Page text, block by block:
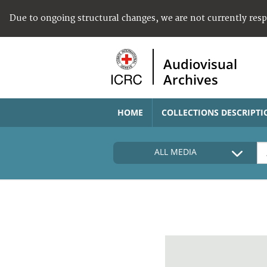
Due to ongoing structural changes, we are not currently
Audiovisual
Archives
HOME COLLECTIONS
ALL MEDIA